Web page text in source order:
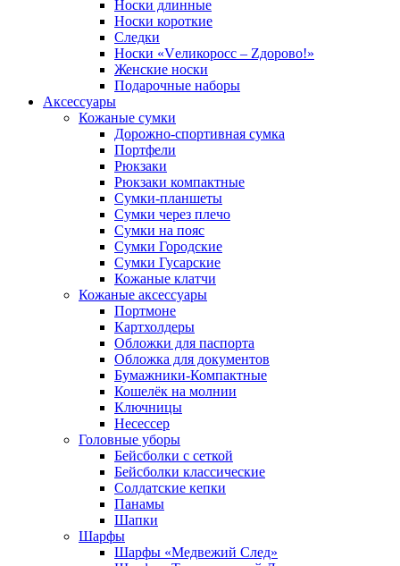
Носки длинные
Носки короткие
Следки
Носки «Vеликоросс – Zдорово!»
Женские носки
Подарочные наборы
Аксессуары
Кожаные сумки
Дорожно-спортивная сумка
Портфели
Рюкзаки
Рюкзаки компактные
Сумки-планшеты
Сумки через плечо
Сумки на пояс
Сумки Городские
Сумки Гусарские
Кожаные клатчи
Кожаные аксессуары
Портмоне
Картхолдеры
Обложки для паспорта
Обложка для документов
Бумажники-Компактные
Кошелёк на молнии
Ключницы
Несессер
Головные уборы
Бейсболки с сеткой
Бейсболки классические
Солдатские кепки
Панамы
Шапки
Шарфы
Шарфы «Медвежий След»